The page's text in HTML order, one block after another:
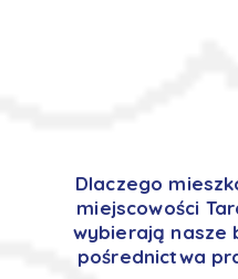
Dlaczego
miejscowości
wybierają nasze
pośrednictwa